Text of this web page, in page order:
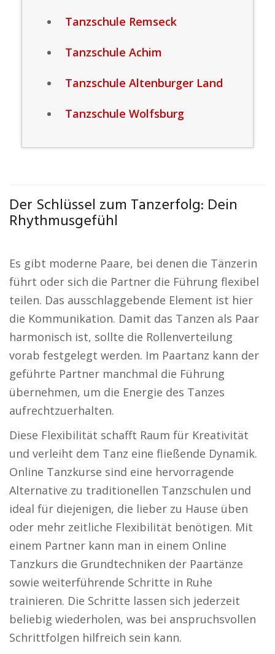
Tanzschule Remseck
Tanzschule Achim
Tanzschule Altenburger Land
Tanzschule Wolfsburg
Der Schlüssel zum Tanzerfolg: Dein
Rhythmusgefühl
Es gibt moderne Paare, bei denen die Tänzerin
führt oder sich die Partner die Führung flexibel
teilen. Das ausschlaggebende Element ist hier
die Kommunikation. Damit das Tanzen als Paar
harmonisch ist, sollte die Rollenverteilung
vorab festgelegt werden. Im Paartanz kann der
geführte Partner manchmal die Führung
übernehmen, um die Energie des Tanzes
aufrechtzuerhalten.
Diese Flexibilität schafft Raum für Kreativität
und verleiht dem Tanz eine fließende Dynamik.
Online Tanzkurse sind eine hervorragende
Alternative zu traditionellen Tanzschulen und
ideal für diejenigen, die lieber zu Hause üben
oder mehr zeitliche Flexibilität benötigen. Mit
einem Partner kann man in einem Online
Tanzkurs die Grundtechniken der Paartänze
sowie weiterführende Schritte in Ruhe
trainieren. Die Schritte lassen sich jederzeit
beliebig wiederholen, was bei anspruchsvollen
Schrittfolgen hilfreich sein kann.